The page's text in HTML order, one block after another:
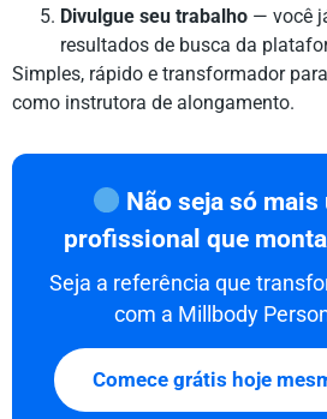
Divulgue seu trabalho — você
resultados de busca da
Simples, rápido e transformador
como instrutora de alongamento.
Não seja só mais
profissional que
Seja a referência que
com a Millbody
Comece grátis hoje